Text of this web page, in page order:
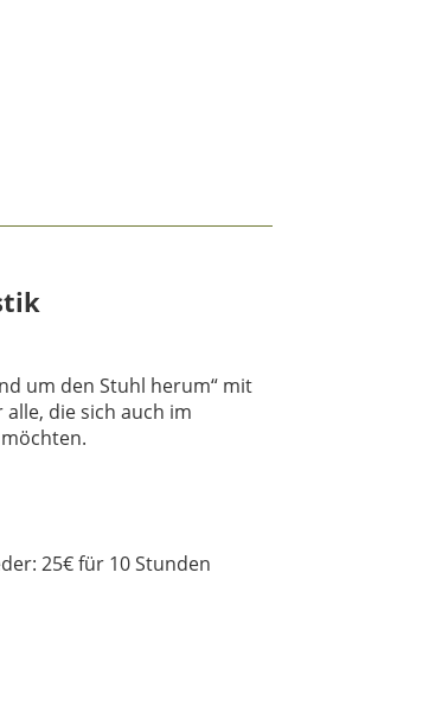
um den Stuhl herum“ mit
die sich auch im
25€ für 10 Stunden